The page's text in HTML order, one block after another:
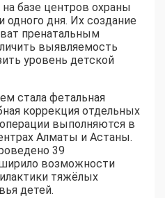
базе центров охраны
одного дня. Их создание
пренатальным
выявляемость
уровень детской
стала фетальная
коррекция отдельных
выполняются в
Алматы и Астаны.
39
возможности
тяжёлых
детей.